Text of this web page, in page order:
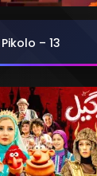
Pikolo – 13